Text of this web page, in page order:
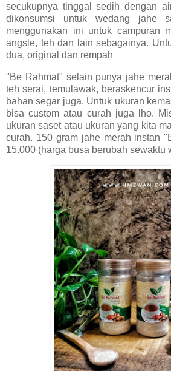
secukupnya tinggal sedih dengan
dikonsumsi untuk wedang jahe
menggunakan ini untuk campuran
angsle, teh dan lain sebagainya.
dua, original dan rempah
"Be Rahmat" selain punya jahe
teh serai, temulawak, beraskencur
bahan segar juga. Untuk ukuran
bisa custom atau curah juga lho.
ukuran saset atau ukuran yang kita
curah. 150 gram jahe merah instan
15.000 (harga busa berubah sewaktu